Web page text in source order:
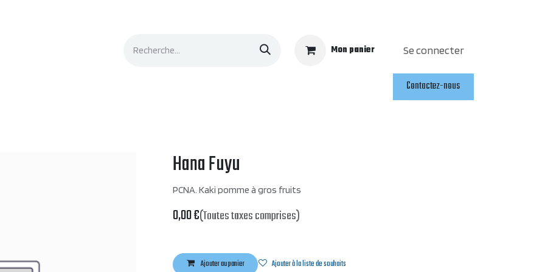
Mon panier Se connecter
Contactez-nous
Hana Fuyu
PCNA. Kaki pomme à gros fruits
0,00€(Toutes taxes comprises)
Ajouter au panier Ajouter à la liste de souhaits